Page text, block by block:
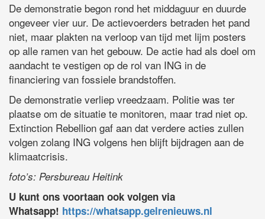
De demonstratie begon rond het middaguur en duurde
ongeveer vier uur. De actievoerders betraden het pand
niet, maar plakten na verloop van tijd met lijm posters
op alle ramen van het gebouw. De actie had als doel om
aandacht te vestigen op de rol van ING in de
financiering van fossiele brandstoffen.
De demonstratie verliep vreedzaam. Politie was ter
plaatse om de situatie te monitoren, maar trad niet op.
Extinction Rebellion gaf aan dat verdere acties zullen
volgen zolang ING volgens hen blijft bijdragen aan de
klimaatcrisis.
foto’s: Persbureau Heitink
U kunt ons voortaan ook volgen via
Whatsapp! https://whatsapp.gelrenieuws.nl